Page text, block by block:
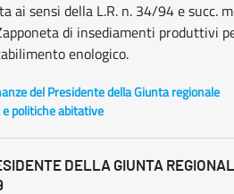
ai sensi della L.R. n. 34/94 e succ.
di insediamenti produttivi
enologico.
del Presidente della Giunta regionale
politiche abitative
DELLA GIUNTA